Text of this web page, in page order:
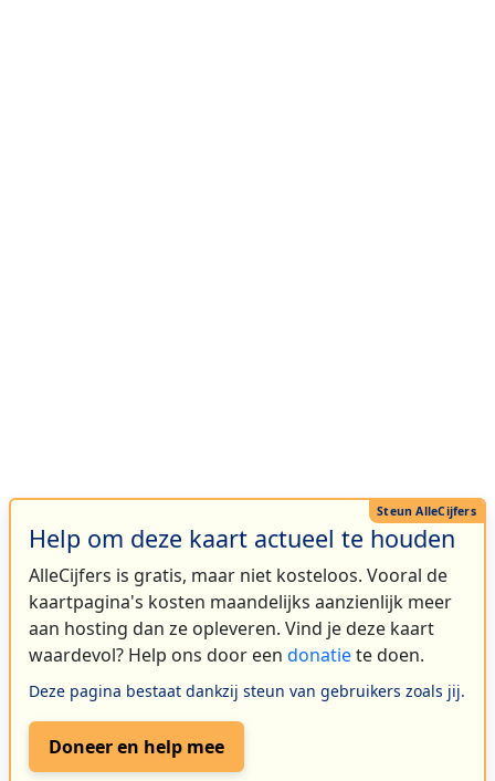
Help om deze kaart actueel te houden
AlleCijfers is gratis, maar niet kosteloos. Vooral de
kaartpagina's kosten maandelijks aanzienlijk meer
aan hosting dan ze opleveren. Vind je deze kaart
waardevol? Help ons door een donatiete doen.
Deze pagina bestaat dankzij steun van gebruikers zoals jij.
Doneer en help mee